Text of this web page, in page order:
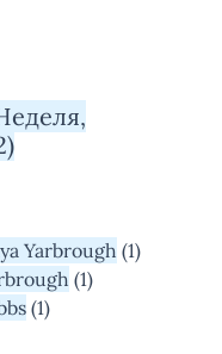
Yarbrough (1)
(1)
(1)